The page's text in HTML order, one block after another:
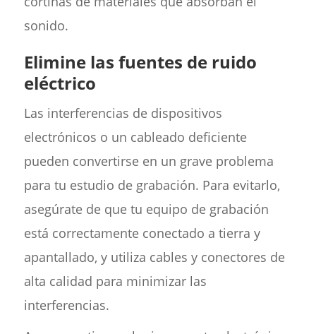
sonido.
Elimine las fuentes de ruido
eléctrico
Las interferencias de dispositivos
electrónicos o un cableado deficiente
pueden convertirse en un grave problema
para tu estudio de grabación. Para evitarlo,
asegúrate de que tu equipo de grabación
está correctamente conectado a tierra y
apantallado, y utiliza cables y conectores de
alta calidad para minimizar las
interferencias.